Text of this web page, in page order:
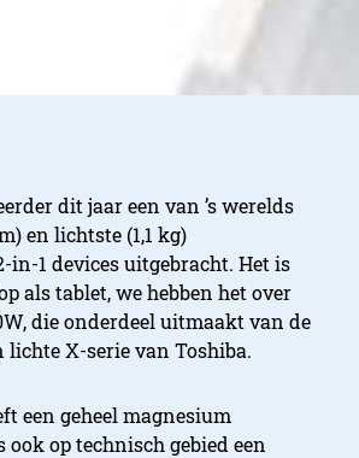
dit jaar een van ’s werelds
en lichtste (1,1 kg)
in-1 devices uitgebracht. Het is
als tablet, we hebben het over
die onderdeel uitmaakt van de
X-serie van Toshiba.
een geheel magnesium
ook op technisch gebied een